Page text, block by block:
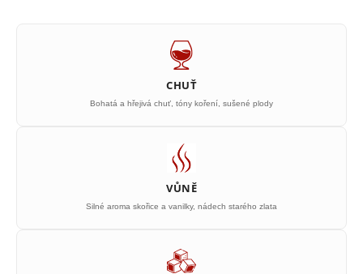
CHUŤ
Bohatá a hřejivá chuť, tóny koření, sušené plody
VŮNĚ
Silné aroma skořice a vanilky, nádech starého zlata